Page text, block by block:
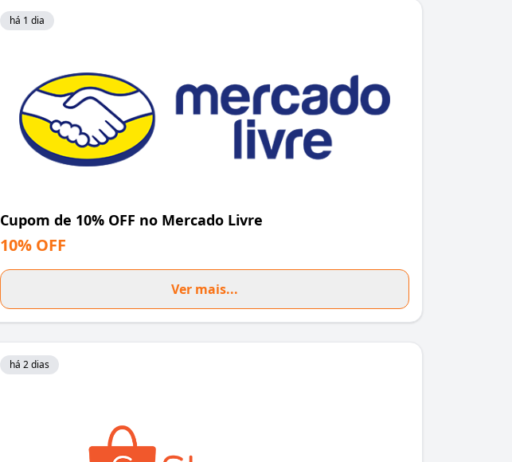
há 1 dia
Cupom de 10% OFF no Mercado Livre
10% OFF
Ver mais...
há 2 dias